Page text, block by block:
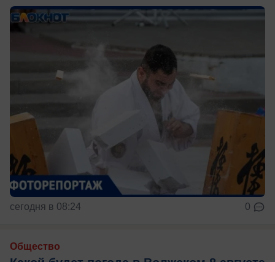
сегодня в 08:24 0
Общество